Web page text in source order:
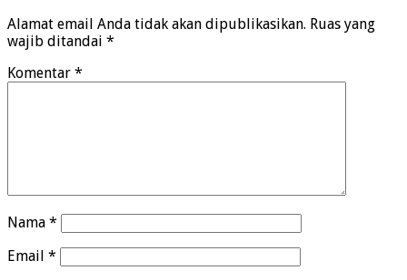
Alamat email Anda tidak akan dipublikasikan. Ruas yang
wajib ditandai *
Komentar *
Nama *
Email *